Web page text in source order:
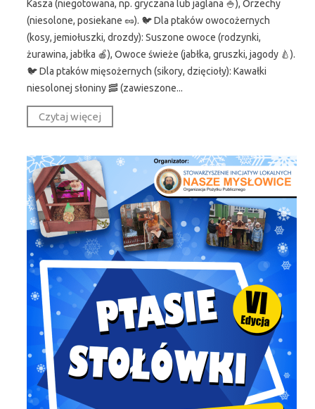
Kasza (niegotowana, np. gryczana lub jaglana 🍚), Orzechy
(niesolone, posiekane 🥜). 🐦 Dla ptaków owocożernych
(kosy, jemiołuszki, drozdy): Suszone owoce (rodzynki,
żurawina, jabłka 🍎), Owoce świeże (jabłka, gruszki, jagody 🍐).
🐦 Dla ptaków mięsożernych (sikory, dzięcioły): Kawałki
niesolonej słoniny 🥓 (zawieszone...
Czytaj więcej